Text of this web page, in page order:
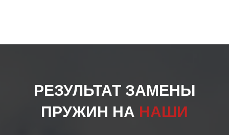
РЕЗУЛЬТАТ ЗАМЕНЫ
ПРУЖИН НА НАШИ